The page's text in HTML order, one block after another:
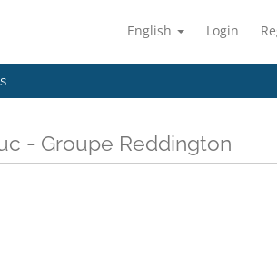
English Login
- Groupe Reddington